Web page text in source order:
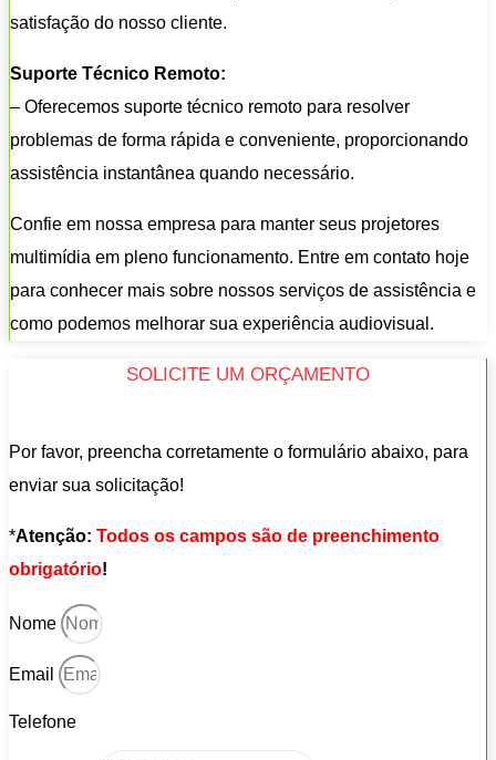
satisfação do nosso cliente.
Suporte Técnico Remoto:
– Oferecemos suporte técnico remoto para resolver
problemas de forma rápida e conveniente, proporcionando
assistência instantânea quando necessário.
Confie em nossa empresa para manter seus projetores
multimídia em pleno funcionamento. Entre em contato hoje
para conhecer mais sobre nossos serviços de assistência e
como podemos melhorar sua experiência audiovisual.
SOLICITE UM ORÇAMENTO
Por favor, preencha corretamente o formulário abaixo, para
enviar sua solicitação!
*Atenção: Todos os campos são de preenchimento
obrigatório!
Nome
Email
Telefone